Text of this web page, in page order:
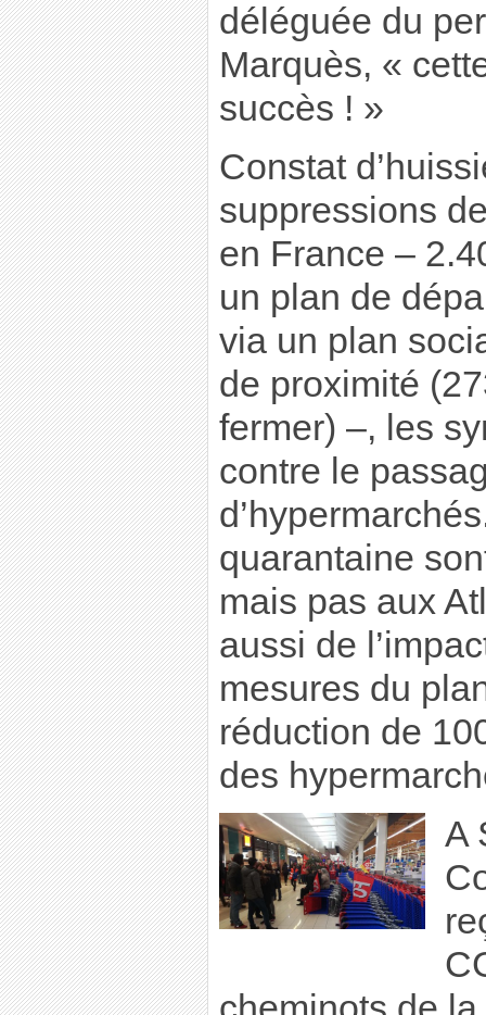
déléguée du
Marquès, «
succès ! »
Constat
suppressions
en France –
un plan de
via un plan
de proximité
fermer) –, les
contre le
quarantaine
mais pas aux
aussi de
mesures du
réduction de
des
A